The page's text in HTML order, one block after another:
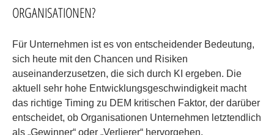
ORGANISATIONEN?
Für Unternehmen ist es von entscheidender Bedeutung,
sich heute mit den Chancen und Risiken
auseinanderzusetzen, die sich durch KI ergeben. Die
aktuell sehr hohe Entwicklungsgeschwindigkeit macht
das richtige Timing zu DEM kritischen Faktor, der darüber
entscheidet, ob Organisationen Unternehmen letztendlich
als „Gewinner“ oder „Verlierer“ hervorgehen.